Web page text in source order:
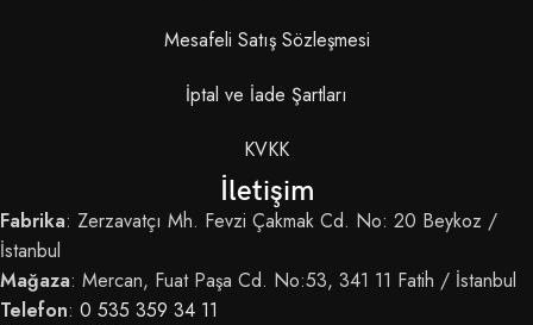
Mesafeli Satış Sözleşmesi
İptal ve İade Şartları
KVKK
İletişim
Fabrika: Zerzavatçı Mh. Fevzi Çakmak Cd. No: 20 Beykoz /
İstanbul
Mağaza: Mercan, Fuat Paşa Cd. No:53, 341 11 Fatih / İstanbul
Telefon: 0 535 359 34 11